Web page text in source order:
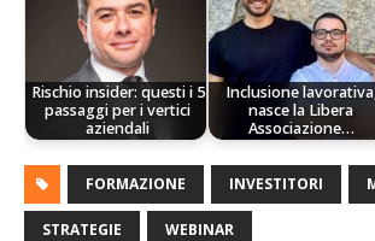
Rischio insider: questi i 5
passaggi per i vertici
aziendali
Inclusione
nasce la Libera
Associazione…
FORMAZIONE INVESTITORI
STRATEGIE WEBINAR